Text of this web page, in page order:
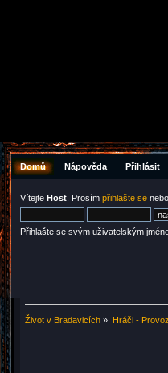
Domů Nápověda Přihlásit
Vítejte Host . Prosím přihlašte se nebo
Přihlašte se svým uživatelským
Život v Bradavicích » Hráči - Provoz